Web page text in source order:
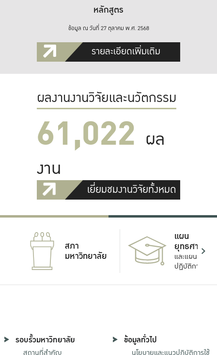
หลักสูตร
ข้อมูล ณ วันที่ 27 ตุลาคม พ.ศ. 2568
รายละเอียดเพิ่มเติม
ผลงานงานวิจัยและนวัตกรรม
61,022 ผล
งาน
เยี่ยมชมงานวิจัยทั้งหมด
สภา
มหาวิทยาลัย
แผน
ยุทธศาสตร์
และแผน
ปฏิบัติการ
รอบรั้วมหาวิทยาลัย
สถานที่สำคัญ
ข้อมูลทั่วไป
นโยบายและแนวปฏิบัติการใช้